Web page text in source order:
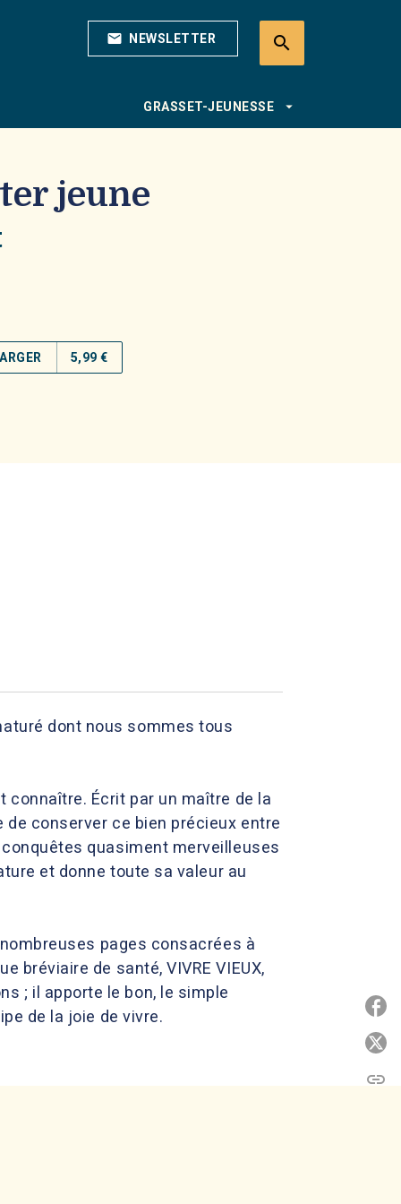
mail NEWSLETTER search
GRASSET-JEUNESSE arrow_drop_down
jeune
5,99 €
dont nous sommes tous
connaître. Écrit par un maître de la
conserver ce bien précieux entre
quasiment merveilleuses
et donne toute sa valeur au
pages consacrées à
bréviaire de santé, VIVRE VIEUX,
; il apporte le bon, le simple
de la joie de vivre.
link